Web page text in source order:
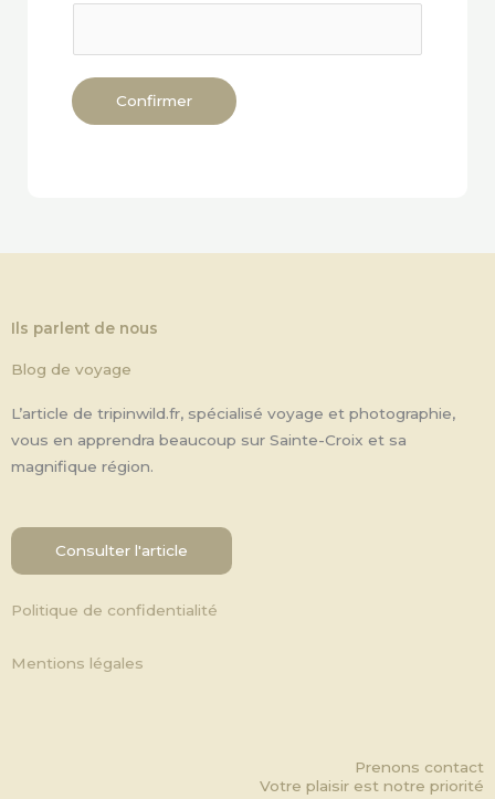
Confirmer
Ils parlent de nous
Blog de voyage
L’article de tripinwild.fr, spécialisé voyage et photographie,
vous en apprendra beaucoup sur Sainte-Croix et sa
magnifique région.
Consulter l'article
Politique de confidentialité
Mentions légales
Prenons contact
Votre plaisir est notre priorité